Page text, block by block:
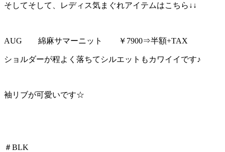
そしてそして、レディス気まぐれアイテムはこちら↓↓
AUG 綿麻サマーニット ￥7900⇒半額+TAX
ショルダーが程よく落ちてシルエットもカワイイです♪
袖リブが可愛いです☆
＃BLK